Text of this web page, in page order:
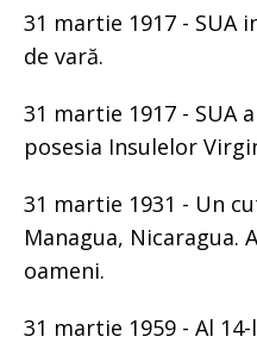
31 martie 1917 - SUA
de vară.
31 martie 1917 - SUA
posesia Insulelor
31 martie 1931 - Un
Managua, Nicaragua.
oameni.
31 martie 1959 - Al